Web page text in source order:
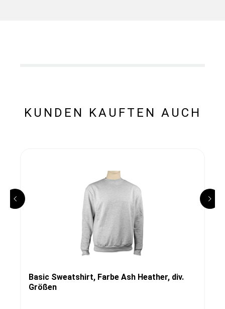
KUNDEN KAUFTEN AUCH
Basic Sweatshirt, Farbe Ash Heather, div.
Größen